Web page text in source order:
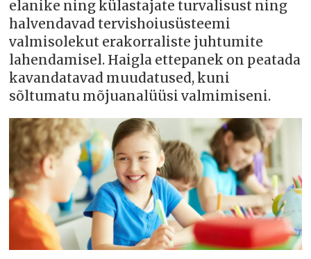
elanike ning külastajate turvalisust ning
halvendavad tervishoiusüsteemi
valmisolekut erakorraliste juhtumite
lahendamisel. Haigla ettepanek on peatada
kavandatavad muudatused, kuni
sõltumatu mõjuanalüüsi valmimiseni.